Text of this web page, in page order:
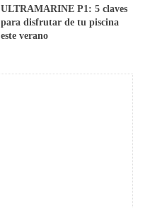
ULTRAMARINE P1: 5 claves
para disfrutar de tu piscina
este verano